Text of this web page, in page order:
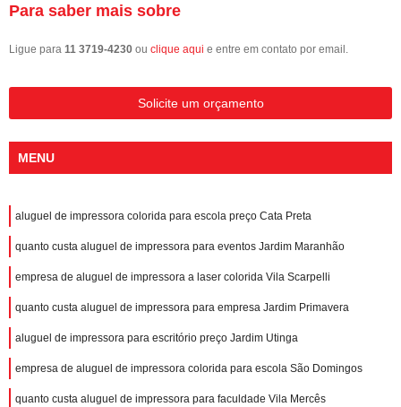
Para saber mais sobre
Ligue para 11 3719-4230 ou clique aqui e entre em contato por email.
Solicite um orçamento
MENU
aluguel de impressora colorida para escola preço Cata Preta
quanto custa aluguel de impressora para eventos Jardim Maranhão
empresa de aluguel de impressora a laser colorida Vila Scarpelli
quanto custa aluguel de impressora para empresa Jardim Primavera
aluguel de impressora para escritório preço Jardim Utinga
empresa de aluguel de impressora colorida para escola São Domingos
quanto custa aluguel de impressora para faculdade Vila Mercês